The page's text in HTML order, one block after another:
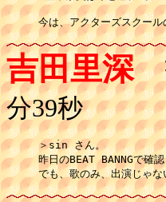
吉田里深
分39秒
＞sin さん。
昨日のBEAT BANNGで確
でも、歌のみ、出演じゃな